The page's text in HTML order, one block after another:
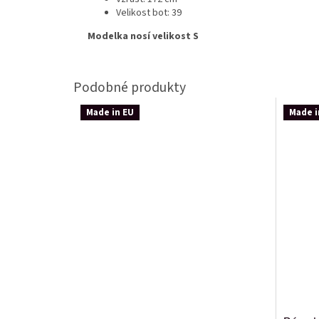
Velikost bot: 39
Modelka nosí velikost S
Made in EU Made